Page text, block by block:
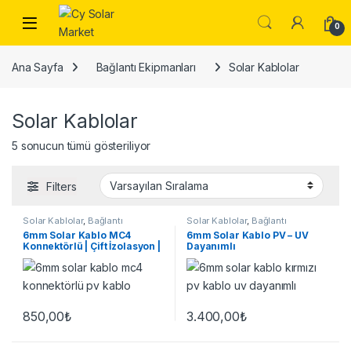
Skip to navigation
Skip to content
Open 0
Ana Sayfa Bağlantı Ekipmanları Solar Kablolar
Solar Kablolar
5 sonucun tümü gösteriliyor
Filters
Solar Kablolar, Bağlantı
Ekipmanları
6mm Solar Kablo MC4
Konnektörlü | Çift İzolasyon |
Hazır Set
850,00₺
Bu ürünün birden fazla varyasyonu var. Seçenekler ürün
Solar Kablolar, Bağlantı
Ekipmanları
6mm Solar Kablo PV – UV
Dayanımlı
3.400,00₺
Bu ürünün birden fazla